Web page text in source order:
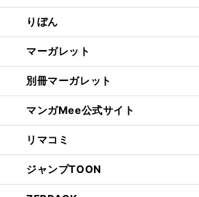
りぼん
マーガレット
別冊マーガレット
マンガMee公式サイト
リマコミ
ジャンプTOON